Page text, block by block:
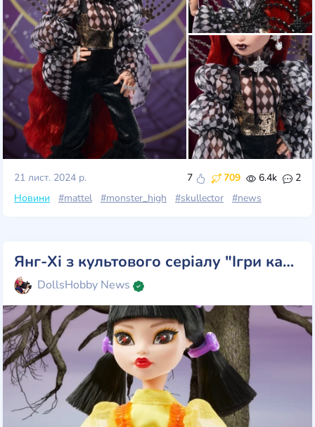
21 лист. 2024 р. 7 709 6.4k
2
Новини
#mattel #monster_high #skullector #news
Янг-Хі з культового серіалу "Ігри кальмара" приєднується до Monster High Skullector
DollsHobby News